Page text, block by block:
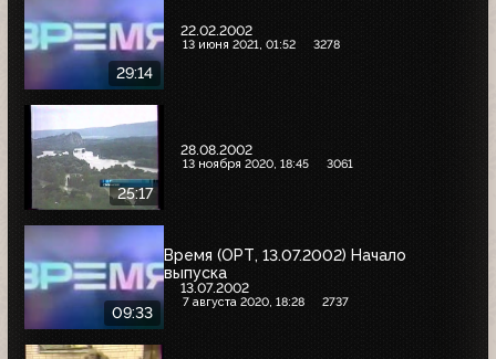
29:14
22.02.2002
13 июня 2021, 01:52 3278
25:17
28.08.2002
13 ноября 2020, 18:45 3061
09:33
Время (ОРТ, 13.07.2002) Начало
выпуска
13.07.2002
7 августа 2020, 18:28 2737